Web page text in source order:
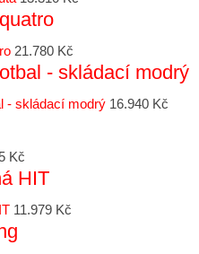
21.780 Kč
- skládací modrý
16.940 Kč
Kč
HIT
11.979 Kč